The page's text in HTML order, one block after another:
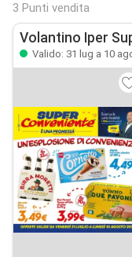
3 Punti vendita
Volantino Iper
Valido: 31 lug a 10